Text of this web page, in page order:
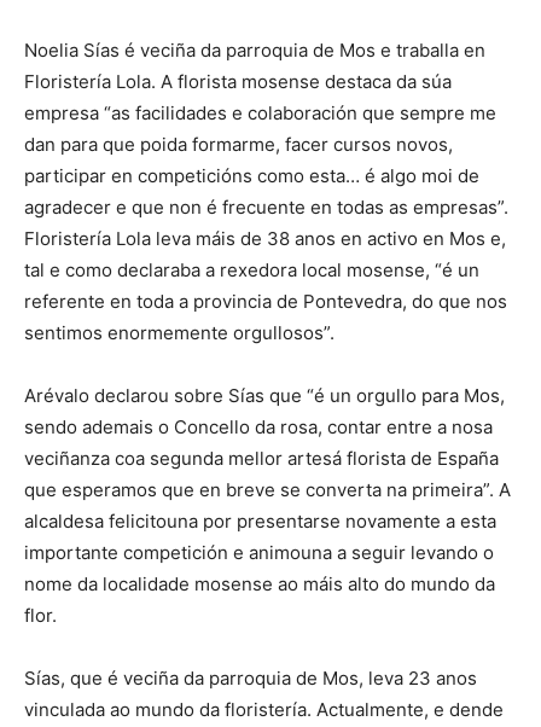
Noelia Sías é veciña da parroquia de Mos e traballa en
Floristería Lola. A florista mosense destaca da súa
empresa “as facilidades e colaboración que sempre me
dan para que poida formarme, facer cursos novos,
participar en competicións como esta… é algo moi de
agradecer e que non é frecuente en todas as empresas”.
Floristería Lola leva máis de 38 anos en activo en Mos e,
tal e como declaraba a rexedora local mosense, “é un
referente en toda a provincia de Pontevedra, do que nos
sentimos enormemente orgullosos”.
Arévalo declarou sobre Sías que “é un orgullo para Mos,
sendo ademais o Concello da rosa, contar entre a nosa
veciñanza coa segunda mellor artesá florista de España
que esperamos que en breve se converta na primeira”. A
alcaldesa felicitouna por presentarse novamente a esta
importante competición e animouna a seguir levando o
nome da localidade mosense ao máis alto do mundo da
flor.
Sías, que é veciña da parroquia de Mos, leva 23 anos
vinculada ao mundo da floristería. Actualmente, e dende